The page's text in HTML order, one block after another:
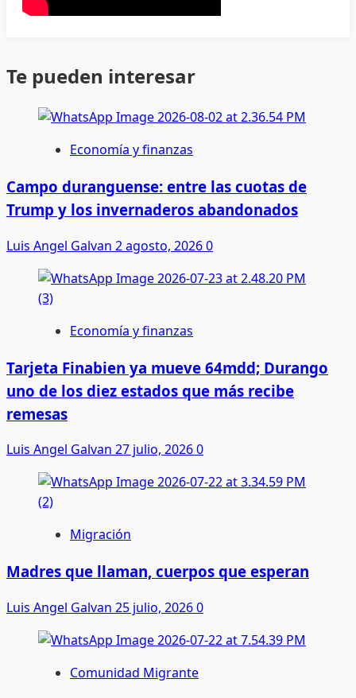
Te pueden interesar
Economía y finanzas
Campo duranguense: entre las cuotas de
Trump y los invernaderos abandonados
Luis Angel Galvan 2 agosto, 20260
Economía y finanzas
Tarjeta Finabien ya mueve 64mdd; Durango
uno de los diez estados que más recibe
remesas
Luis Angel Galvan 27 julio, 20260
Migración
Madres que llaman, cuerpos que esperan
Luis Angel Galvan 25 julio, 20260
Comunidad Migrante